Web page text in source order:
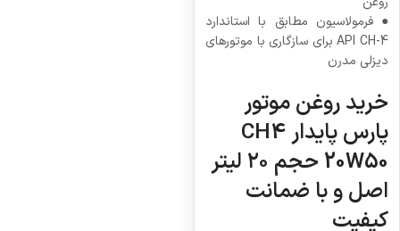
● فرمولاسیون مطابق با استاندارد
API CH-4 برای سازگاری با موتورهای
دیزلی مدرن
خرید روغن موتور
پارس پایدار CH4
20W50 حجم ۲۰ لیتر
اصل و با ضمانت
کیفیت